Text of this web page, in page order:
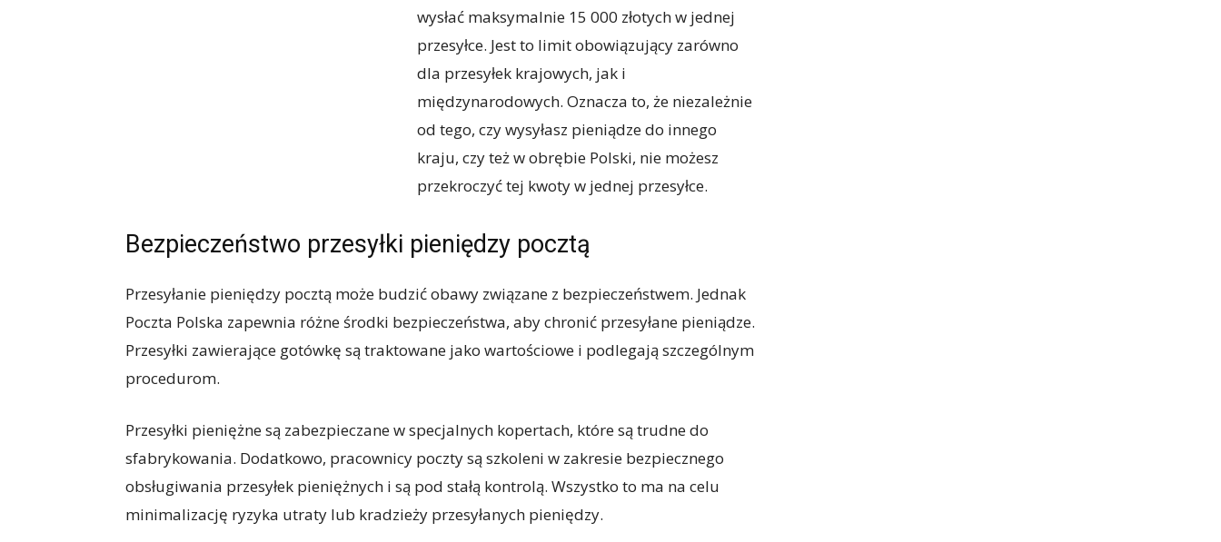
wysłać maksymalnie 15 000 złotych w jednej
przesyłce. Jest to limit obowiązujący zarówno
dla przesyłek krajowych, jak i
międzynarodowych. Oznacza to, że niezależnie
od tego, czy wysyłasz pieniądze do innego
kraju, czy też w obrębie Polski, nie możesz
przekroczyć tej kwoty w jednej przesyłce.
Bezpieczeństwo przesyłki pieniędzy pocztą
Przesyłanie pieniędzy pocztą może budzić obawy związane z bezpieczeństwem. Jednak
Poczta Polska zapewnia różne środki bezpieczeństwa, aby chronić przesyłane pieniądze.
Przesyłki zawierające gotówkę są traktowane jako wartościowe i podlegają szczególnym
procedurom.
Przesyłki pieniężne są zabezpieczane w specjalnych kopertach, które są trudne do
sfabrykowania. Dodatkowo, pracownicy poczty są szkoleni w zakresie bezpiecznego
obsługiwania przesyłek pieniężnych i są pod stałą kontrolą. Wszystko to ma na celu
minimalizację ryzyka utraty lub kradzieży przesyłanych pieniędzy.